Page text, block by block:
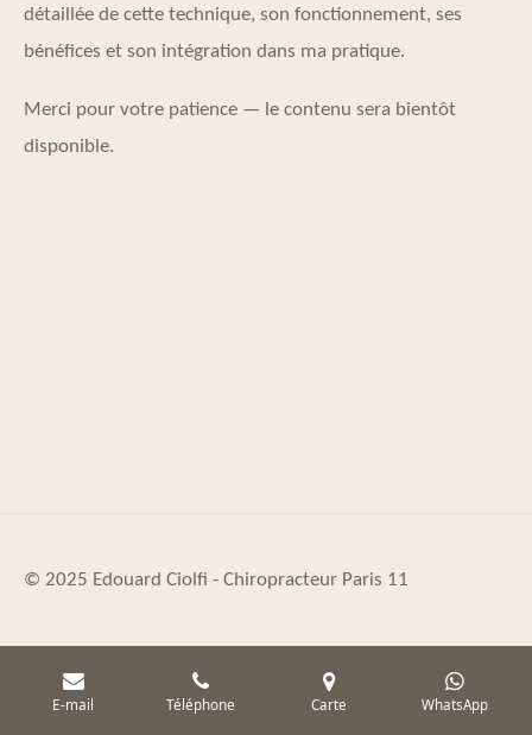
détaillée de cette technique, son fonctionnement, ses
bénéfices et son intégration dans ma pratique.
Merci pour votre patience — le contenu sera bientôt
disponible.
© 2025 Edouard Ciolfi - Chiropracteur Paris 11
E-mail Téléphone Carte WhatsApp